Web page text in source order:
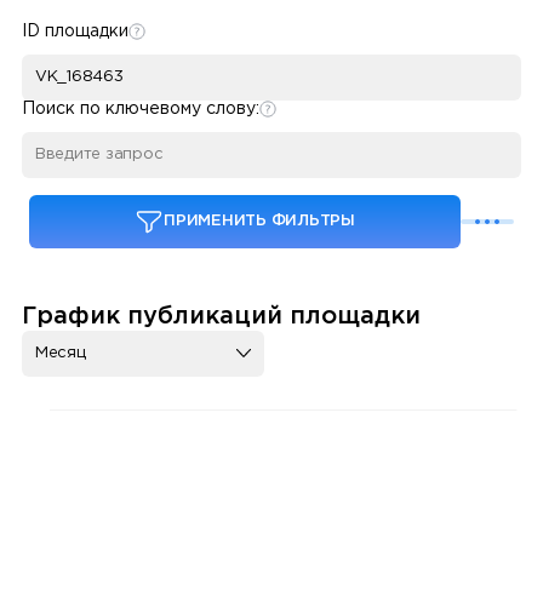
ID площадки
Поиск по ключевому слову:
ПРИМЕНИТЬ ФИЛЬТРЫ
График публикаций площадки
Месяц